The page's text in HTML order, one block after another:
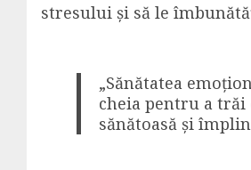
stresului și să le
„Sănătatea
cheia pentru a trăi
sănătoasă și